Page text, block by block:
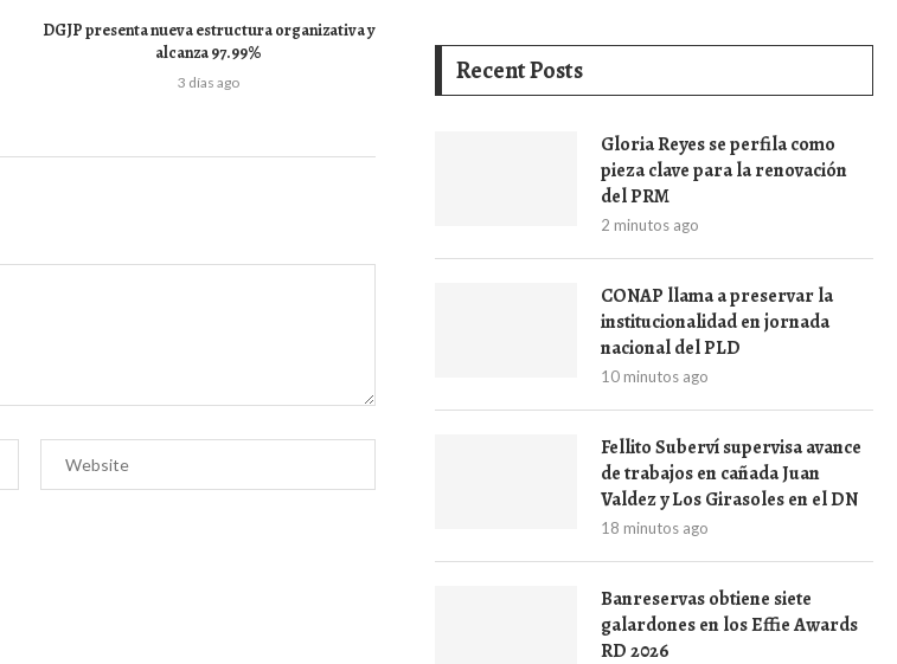
DGJP presenta nueva estructura organizativa y
alcanza 97.99%
3 días ago Recent Posts
Gloria Reyes se perfila como
pieza clave para la renovación
del PRM
2 minutos ago
CONAP llama a preservar la
institucionalidad en jornada
nacional del PLD
10 minutos ago
Fellito Suberví supervisa avance
de trabajos en cañada Juan
Valdez y Los Girasoles en el DN
18 minutos ago
Banreservas obtiene siete
galardones en los Effie Awards
RD 2026